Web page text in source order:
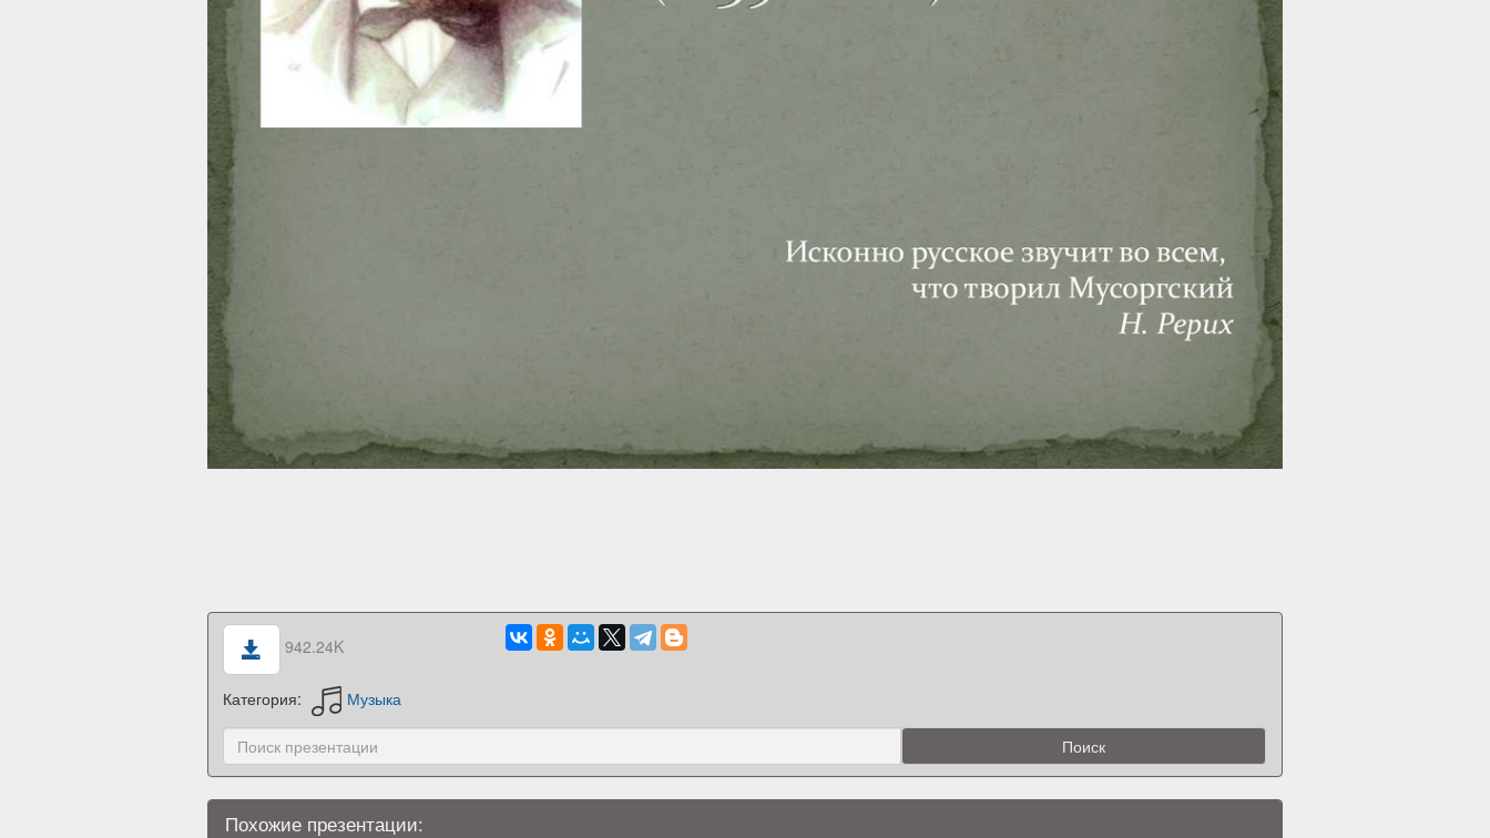
942.24K
Категория: Музыка
Похожие презентации: